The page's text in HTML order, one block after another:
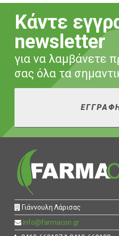
Κάντε
newsletter
για να λαμβάνετε
σας όλα τα
Γιάννουλη Λάρισας
info@farmacon.gr